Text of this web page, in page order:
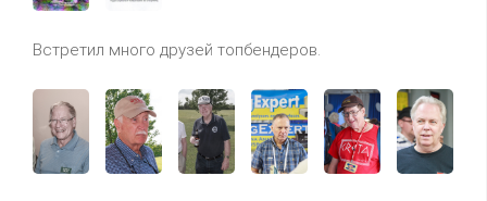
Встретил много друзей топбендеров.